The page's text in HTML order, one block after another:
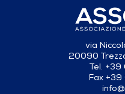
via
20090
Tel.
Fax